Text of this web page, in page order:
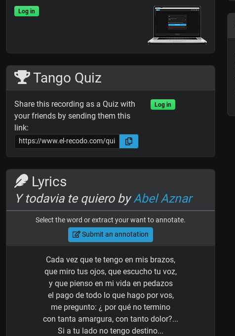
Log in
Tango Quiz
Share this recording as a Quiz with
your friends by sending them this
link:
Log in
Lyrics
Y todavia te quiero byAbel Aznar
Select the word or extract your want to annotate.
Submit an annotation
Cada vez que te tengo en mis brazos,
que miro tus ojos, que escucho tu voz,
y que pienso en mi vida en pedazos
el pago de todo lo que hago por vos,
me pregunto: ¿ por qué no termino
con tanta amargura, con tanto dolor?...
Si a tu lado no tengo destino...